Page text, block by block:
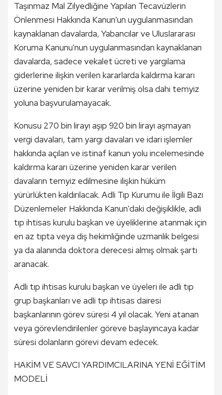
Taşınmaz Mal Zilyedliğine Yapılan Tecavüzlerin
Önlenmesi Hakkında Kanun'un uygulanmasından
kaynaklanan davalarda, Yabancılar ve Uluslararası
Koruma Kanunu'nun uygulanmasından kaynaklanan
davalarda, sadece vekalet ücreti ve yargılama
giderlerine ilişkin verilen kararlarda kaldırma kararı
üzerine yeniden bir karar verilmiş olsa dahi temyiz
yoluna başvurulamayacak.
Konusu 270 bin lirayı aşıp 920 bin lirayı aşmayan
vergi davaları, tam yargı davaları ve idari işlemler
hakkında açılan ve istinaf kanun yolu incelemesinde
kaldırma kararı üzerine yeniden karar verilen
davaların temyiz edilmesine ilişkin hüküm
yürürlükten kaldırılacak. Adli Tıp Kurumu ile İlgili Bazı
Düzenlemeler Hakkında Kanun'daki değişiklikle, adli
tıp ihtisas kurulu başkan ve üyeliklerine atanmak için
en az tıpta veya diş hekimliğinde uzmanlık belgesi
ya da alanında doktora derecesi almış olmak şartı
aranacak.
Adli tıp ihtisas kurulu başkan ve üyeleri ile adli tıp
grup başkanları ve adli tıp ihtisas dairesi
başkanlarının görev süresi 4 yıl olacak. Yeni atanan
veya görevlendirilenler göreve başlayıncaya kadar
süresi dolanların görevi devam edecek.
HAKİM VE SAVCI YARDIMCILARINA YENİ EĞİTİM
MODELİ